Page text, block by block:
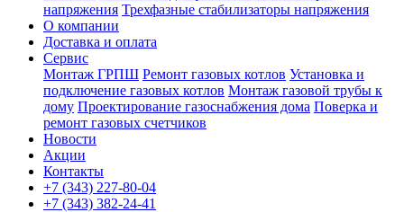
напряжения Трехфазные стабилизаторы напряжения
О компании
Доставка и оплата
Сервис
Монтаж ГРПШ Ремонт газовых котлов Установка и
подключение газовых котлов Монтаж газовой трубы к
дому Проектирование газоснабжения дома Поверка и
ремонт газовых счетчиков
Новости
Акции
Контакты
+7 (343) 227-80-04
+7 (343) 382-24-41